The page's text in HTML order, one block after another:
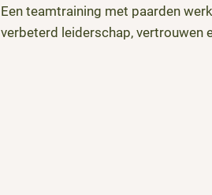
Een teamtraining met paarden
verbeterd leiderschap, vertrouwen